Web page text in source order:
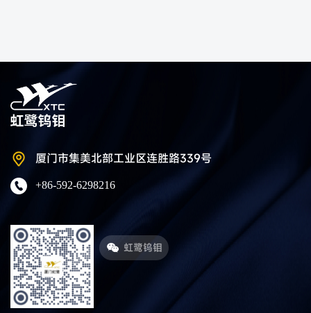
厦门市集美北部工业区连胜路339号
+86-592-6298216
虹鹭钨钼